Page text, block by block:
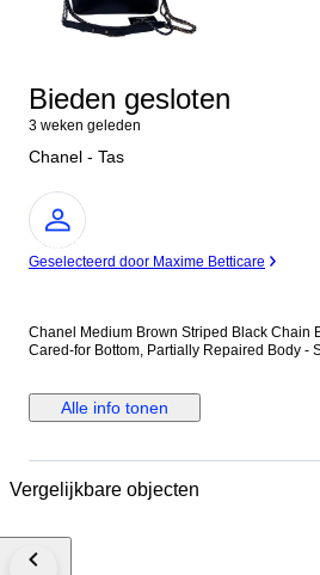
Bieden gesloten
3 weken geleden
Chanel - Tas
Expert
Geselecteerd door Maxime Betticare
Chanel Medium Brown Striped Black Chain
Cared-for Bottom, Partially Repaired Body -
Alle info tonen
Vergelijkbare objecten